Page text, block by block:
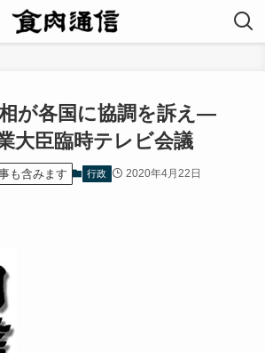
が各国に協調を訴え—
大臣臨時テレビ会議
も含みます 行政 2020年4月22日